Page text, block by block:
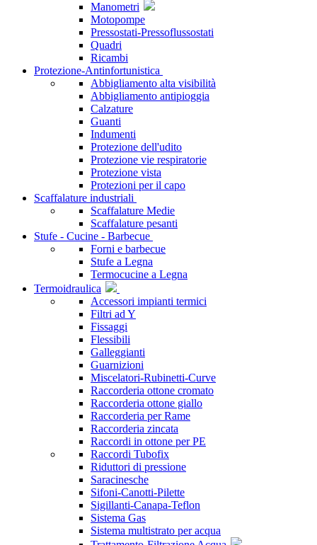
Manometri
Motopompe
Pressostati-Pressoflussostati
Quadri
Ricambi
Protezione-Antinfortunistica
Abbigliamento alta visibilità
Abbigliamento antipioggia
Calzature
Guanti
Indumenti
Protezione dell'udito
Protezione vie respiratorie
Protezione vista
Protezioni per il capo
Scaffalature industriali
Scaffalature Medie
Scaffalature pesanti
Stufe - Cucine - Barbecue
Forni e barbecue
Stufe a Legna
Termocucine a Legna
Termoidraulica
Accessori impianti termici
Filtri ad Y
Fissaggi
Flessibili
Galleggianti
Guarnizioni
Miscelatori-Rubinetti-Curve
Raccorderia ottone cromato
Raccorderia ottone giallo
Raccorderia per Rame
Raccorderia zincata
Raccordi in ottone per PE
Raccordi Tubofix
Riduttori di pressione
Saracinesche
Sifoni-Canotti-Pilette
Sigillanti-Canapa-Teflon
Sistema Gas
Sistema multistrato per acqua